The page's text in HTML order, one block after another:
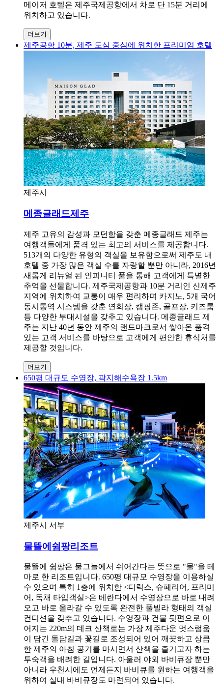
메이저 호텔은 제주국제공항에서 차로 단 15분 거리에
위치하고 있습니다.
더보기
제주공항 10분, 제주 도심 중심에 위치한 프리미엄 호텔
제주시
메종글래드제주
제주 고유의 감성과 모던함을 갖춘 메종글래드 제주는
여행객들에게 품격 있는 최고의 서비스를 제공합니다.
513개의 다양한 유형의 객실을 보유함으로써 제주도 내
호텔 중 가장 많은 객실 수를 자랑할 뿐만 아니라, 2016년
새롭게 리뉴얼 된 인피니티 풀을 통해 고객에게 특별한
추억을 선물합니다. 제주국제공항과 10분 거리인 신제주
지역에 위치하여 교통이 매우 편리하며 카지노, 5개 국어
동시통역 시스템을 갖춘 연회장, 캠핑존, 골프장, 키즈룸
등 다양한 부대시설을 갖추고 있습니다. 메종글래드 제
주는 지난 40년 동안 제주의 랜드마크로서 쌓아온 품격
있는 고객 서비스를 바탕으로 고객에게 편안한 휴식처를
제공할 것입니다.
더보기
650평 대규모 수영장, 곽지해수욕장 1.5km
제주시 서부
물뜰에쉼팡리조트
물뜰에 쉼팡은 물그늘에서 쉬어간다는 뜻으로 "물"을 테
마로 한 리조트입니다. 650평 대규모 수영장을 이용하실
수 있으며 특히 1층에 위치한 <디럭스, 슈페리어, 프리미
어, 독채 타입객실>은 베란다에서 수영장으로 바로 내려
오고 바로 올라갈 수 있도록 완전한 풀빌라 형태의 객실
컨디션을 갖추고 있습니다. 수영장과 건물 뒷편으로 이
어지는 220m의 데크 산책로는 가장 제주다운 멋스럼움
이 담긴 돌담길과 꽃길로 조성되어 있어 깨끗하고 상큼
한 제주의 아침 공기를 마시면서 산책을 즐기고자 하는
투숙객을 배려한 길입니다. 아울러 야외 바비큐장 뿐만
아니라 우천시에도 언제든지 바비큐를 원하는 여행객을
위하여 실내 바비큐장도 마련되어 있습니다.